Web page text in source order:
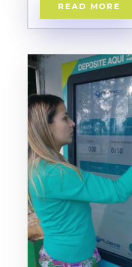
READ MORE